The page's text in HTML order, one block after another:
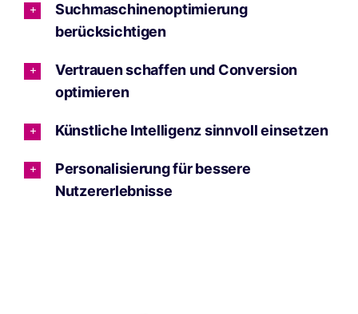
Suchmaschinenoptimierung
berücksichtigen
Vertrauen schaffen und Conversion
optimieren
Künstliche Intelligenz sinnvoll einsetzen
Personalisierung für bessere
Nutzererlebnisse